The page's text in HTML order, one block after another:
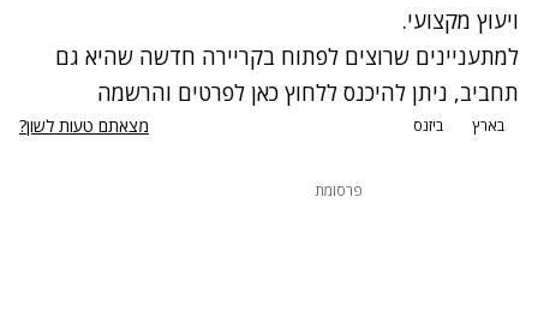
ויעוץ מקצועי.
למתעניינים שרוצים לפתוח בקריירה חדשה שהיא גם
תחביב, ניתן להיכנס ללחוץ כאן לפרטים והרשמה
בארץ ביזנס מצאתם טעות לשון?
פרסומת